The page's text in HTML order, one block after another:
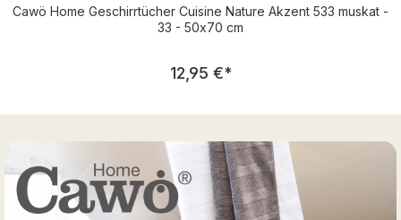
Cawö Home Geschirrtücher Cuisine Nature Akzent 533 muskat -
33 - 50x70 cm
Regulärer Preis:
12,95 €*